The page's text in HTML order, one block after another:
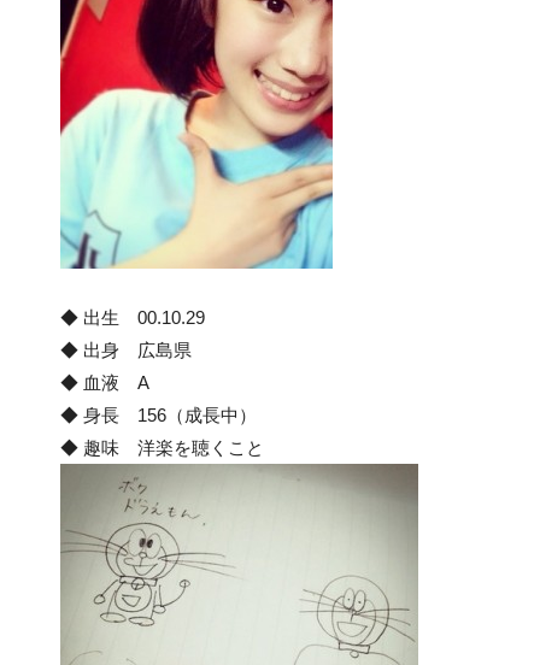
◆ 出生 00.10.29
◆ 出身 広島県
◆ 血液 A
◆ 身長 156（成長中）
◆ 趣味 洋楽を聴くこと